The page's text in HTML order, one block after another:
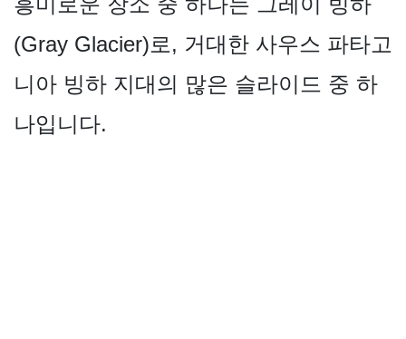
(Gray Glacier)로, 거대한 사우스 파타고
니아 빙하 지대의 많은 슬라이드 중 하
나입니다.